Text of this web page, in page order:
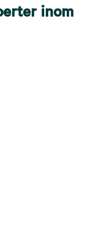
inom